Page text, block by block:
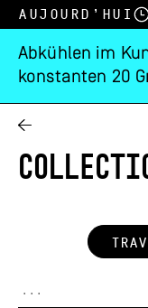
Aujourd’hui
Abkühlen im
konstanten 20